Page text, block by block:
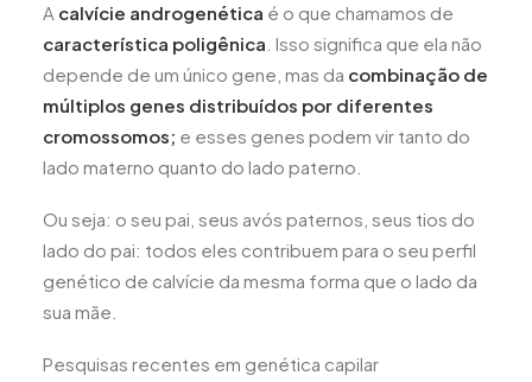
A calvície androgenética é o que chamamos de
característica poligênica . Isso significa que ela não
depende de um único gene, mas da combinação de
múltiplos genes distribuídos por diferentes
cromossomos; e esses genes podem vir tanto do
lado materno quanto do lado paterno.
Ou seja: o seu pai, seus avós paternos, seus tios do
lado do pai: todos eles contribuem para o seu perfil
genético de calvície da mesma forma que o lado da
sua mãe.
Pesquisas recentes em genética capilar